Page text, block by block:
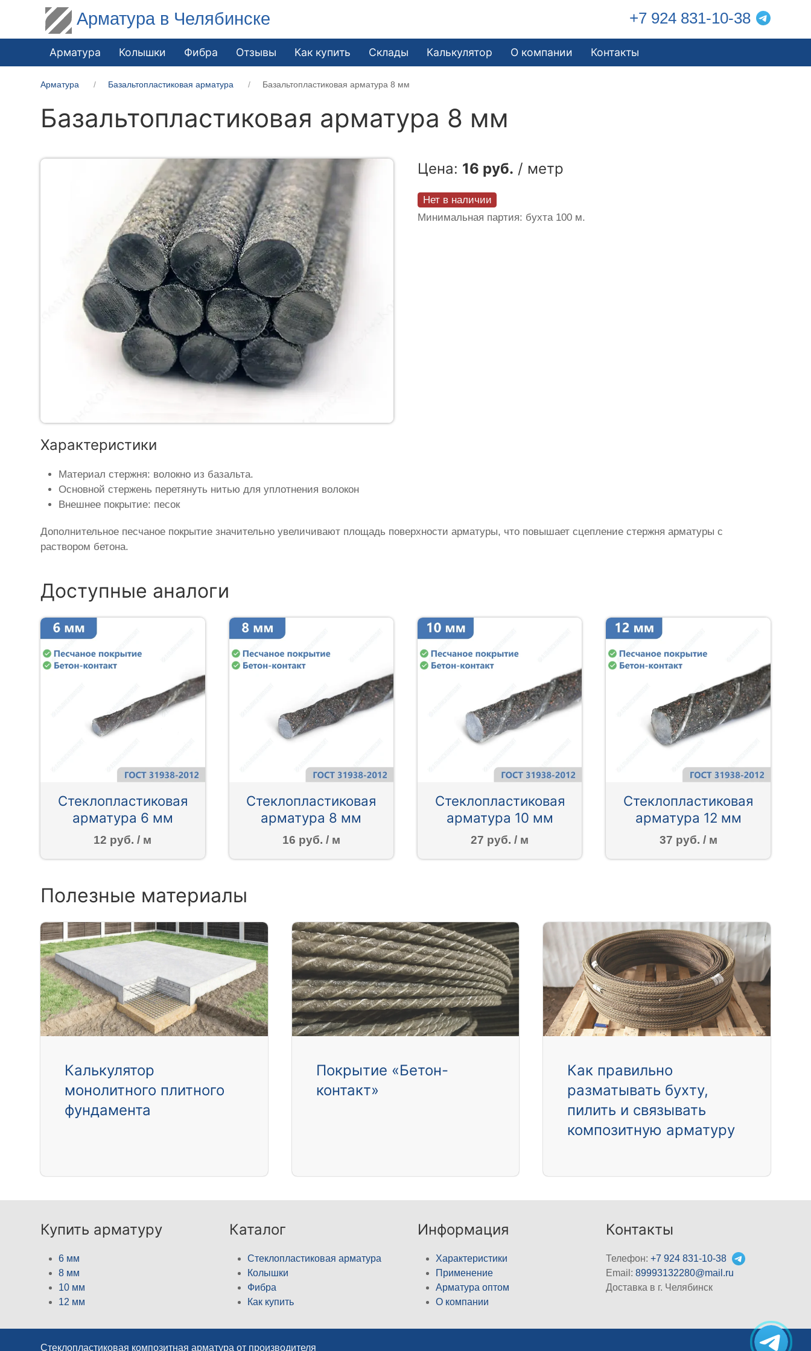
Арматура в Челябинске +7 924 831-10-38
Арматура Колышки Фибра Отзывы Как купить Склады Калькулятор О компании Контакты
Арматура Базальтопластиковая арматура Базальтопластиковая арматура 8 мм
Базальтопластиковая арматура 8 мм
Цена: 16 руб. / метр
Нет в наличии
Минимальная партия: бухта 100 м.
Характеристики
Материал стержня: волокно из базальта.
Основной стержень перетянуть нитью для уплотнения волокон
Внешнее покрытие: песок
Дополнительное песчаное покрытие значительно увеличивают площадь поверхности арматуры, что повышает сцепление стержня арматуры с
раствором бетона.
Доступные аналоги
Стеклопластиковая
арматура 6 мм
12 руб. / м
Стеклопластиковая
арматура 8 мм
16 руб. / м
Стеклопластиковая
арматура 10 мм
27 руб. / м
Стеклопластиковая
арматура 12 мм
37 руб. / м
Полезные материалы
Калькулятор
монолитного плитного
фундамента
Покрытие «Бетон-
контакт»
Как правильно
разматывать бухту,
пилить и связывать
композитную арматуру
Купить арматуру
6 мм
8 мм
10 мм
12 мм
Каталог
Стеклопластиковая арматура
Колышки
Фибра
Как купить
Информация
Характеристики
Применение
Арматура оптом
О компании
Контакты
Телефон:+7 924 831-10-38
Email:89993132280@mail.ru
Доставка в г. Челябинск
Стеклопластиковая композитная арматура от производителя